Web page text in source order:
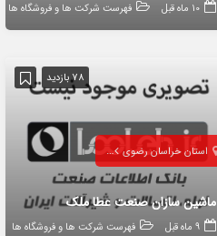
10 ماه قبل فهرست شرکت ها و فروشگاه ها
78 بازدید
استان خراسان رضوی سبزوار
ماشین سازان صنعت عطا ملک
9 ماه قبل فهرست شرکت ها و فروشگاه ها